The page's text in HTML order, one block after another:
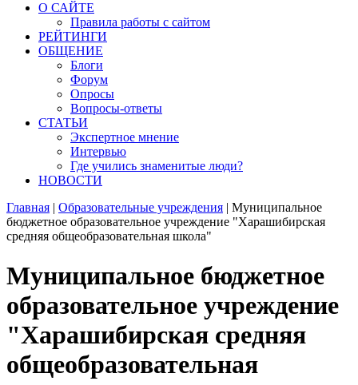
О САЙТЕ
Правила работы с сайтом
РЕЙТИНГИ
ОБЩЕНИЕ
Блоги
Форум
Опросы
Вопросы-ответы
СТАТЬИ
Экспертное мнение
Интервью
Где учились знаменитые люди?
НОВОСТИ
Главная | Образовательные учреждения | Муниципальное
бюджетное образовательное учреждение "Харашибирская
средняя общеобразовательная школа"
Муниципальное бюджетное
образовательное учреждение
"Харашибирская средняя
общеобразовательная